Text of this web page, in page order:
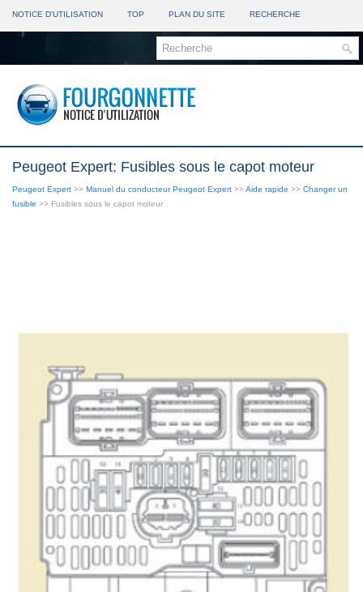
NOTICE D'UTILISATION TOP PLAN DU SITE RECHERCHE
Peugeot Expert: Fusibles sous le capot moteur
Peugeot Expert >> Manuel du conducteur Peugeot Expert >>Aide rapide >> Changer un
fusible >> Fusibles sous le capot moteur